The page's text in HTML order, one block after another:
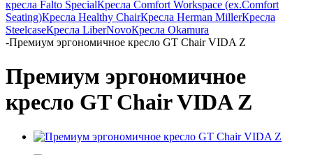
кресла Falto SpecialКресла Comfort Workspace (ex.Comfort
Seating)Кресла Healthy ChairКресла Herman MillerКресла
SteelcaseКресла LiberNovoКресла Okamura
-Премиум эргономичное кресло GT Chair VIDA Z
Премиум эргономичное
кресло GT Chair VIDA Z